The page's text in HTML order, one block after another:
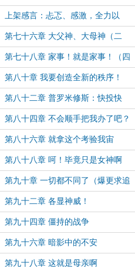
上架感言：忐忑、感激，全力以
赴！
第七十六章 大父神、大母神（二
更，求追读~）
第七十八章 家事！就是家事！（四
更，求追读~）
第八十章 我要创造全新的秩序！
（求追读~）
第八十二章 普罗米修斯：快投快
投！（爆更求追读~）
第八十四章 不会顺手把我办了吧？
（爆更求追读~）
第八十六章 就拿这个考验我宙
斯？！（求追读~）
第八十八章 呵！毕竟只是女神啊
（爆更求追读~）
第九十章 一切都不同了（爆更求追
读~）
第九十二章 各显神威！
第九十四章 僵持的战争
第九十六章 暗影中的不安
第九十八章 这就是母亲啊